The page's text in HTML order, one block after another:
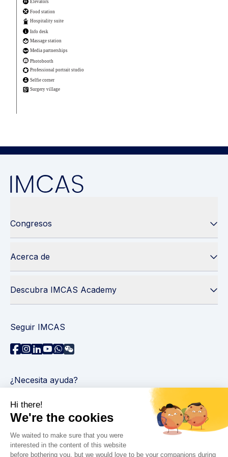
Congresos
Acerca de
Descubra IMCAS Academy
Seguir IMCAS
¿Necesita ayuda?
Contáctenos
Leer preguntas frecuentes
Política de privacidad